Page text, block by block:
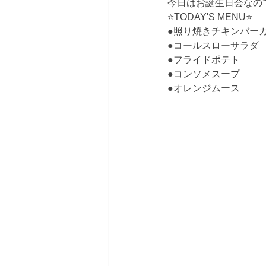
今日はお誕生日会なの
⭐TODAY'S MENU⭐
●照り焼きチキンバー
●コールスローサラダ
●フライドポテト
●コンソメスープ
●オレンジムース